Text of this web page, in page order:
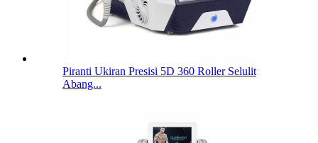
Piranti Ukiran Presisi 5D 360 Roller Selulit
Abang...